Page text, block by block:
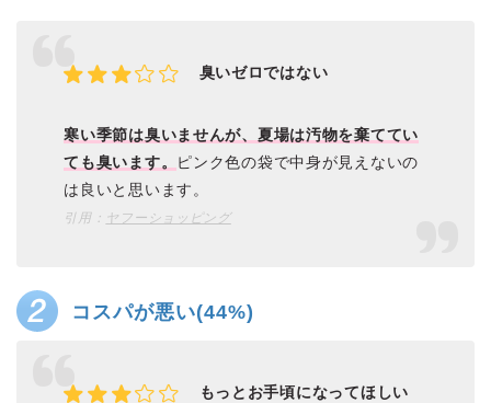
臭いゼロではない
寒い季節は臭いませんが、夏場は汚物を棄ててい
ても臭います。
ピンク色の袋で中身が見えないの
は良いと思います。
引用： ヤフーショッピング
コスパが悪い(44%)
もっとお手頃になってほしい